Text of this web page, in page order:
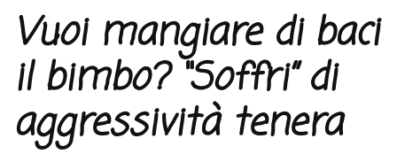
Vuoi mangiare di baci
il bimbo? “Soffri” di
aggressività tenera